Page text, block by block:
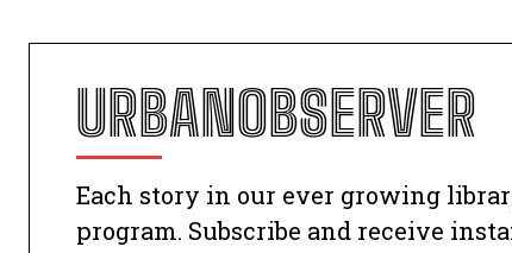
URBANOBSERVER
Each story in our ever growing
program. Subscribe and receive